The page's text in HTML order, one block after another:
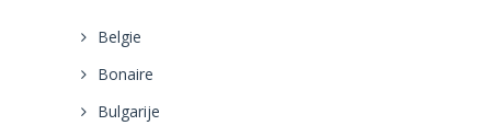
Belgie
Bonaire
Bulgarije